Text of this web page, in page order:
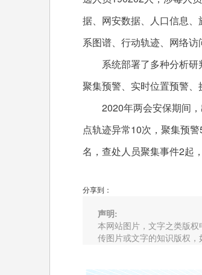
据、网安数据、人口信息
系图谱、行动轨迹、网络访
系统部署了多种分析研判
聚集预警、实时位置预警、
2020年两会安保期间，
点轨迹异常10次，聚集预
名，查处人员聚集事件2起
分享到：
声明:
本网站图片，文字之类版
传图片或文字的知识版权，